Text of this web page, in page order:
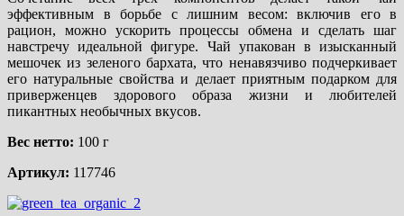
эффективным в борьбе с лишним весом: включив его в
рацион, можно ускорить процессы обмена и сделать шаг
навстречу идеальной фигуре. Чай упакован в изысканный
мешочек из зеленого бархата, что ненавязчиво подчеркивает
его натуральные свойства и делает приятным подарком для
приверженцев здорового образа жизни и любителей
пикантных необычных вкусов.
Вес нетто: 100 г
Артикул: 117746